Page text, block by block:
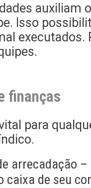
auxiliam
Isso
finanças
para
arrecadação
caixa de seu